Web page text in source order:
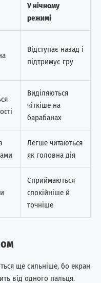
У нічному
режимі
Відступає назад і
підтримує гру
Виділяються
чіткіше на
барабанах
Легше читаються
як головна дія
Сприймаються
спокійніше й
точніше
ще сильніше, бо екран
від одного пальця.